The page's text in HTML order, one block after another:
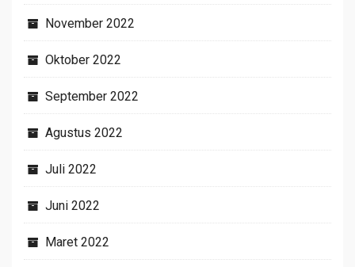
November 2022
Oktober 2022
September 2022
Agustus 2022
Juli 2022
Juni 2022
Maret 2022